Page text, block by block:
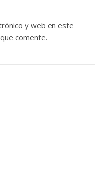
y web en este
comente.